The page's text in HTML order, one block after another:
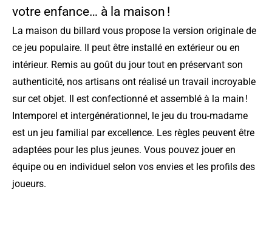
votre enfance… à la maison !
La maison du billard vous propose la version originale de
ce jeu populaire. Il peut être installé en extérieur ou en
intérieur. Remis au goût du jour tout en préservant son
authenticité, nos artisans ont réalisé un travail incroyable
sur cet objet. Il est confectionné et assemblé à la main !
Intemporel et intergénérationnel, le jeu du trou-madame
est un jeu familial par excellence. Les règles peuvent être
adaptées pour les plus jeunes. Vous pouvez jouer en
équipe ou en individuel selon vos envies et les profils des
joueurs.